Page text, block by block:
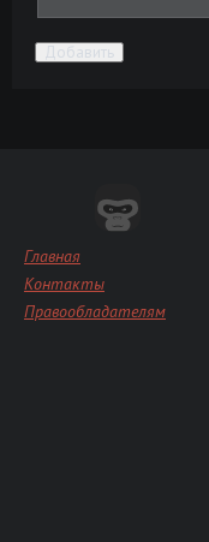
Добавить
Главная
Контакты
Правообладателям